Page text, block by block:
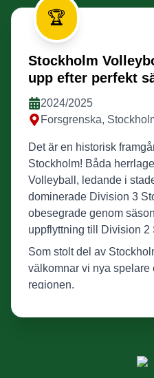
🏆
Stockholm
upp efter perfekt
2024/2025
Forsgrenska,
Det är en historisk
Stockholm! Båda
Volleyball, ledande i
dominerade Division 3
obesegrade genom
uppflyttning till Division 2
Som stolt del av
välkomnar vi nya spelare
regionen.